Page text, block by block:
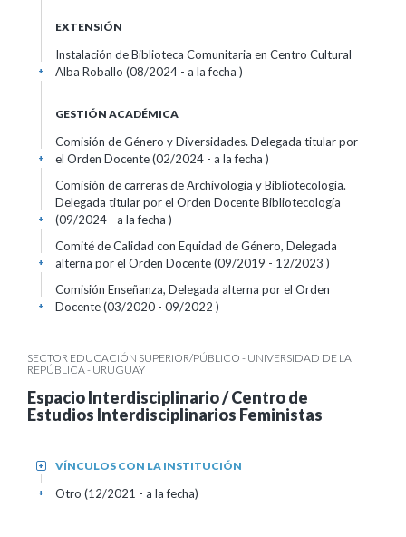
EXTENSIÓN
Instalación de Biblioteca Comunitaria en Centro Cultural
Alba Roballo (08/2024 - a la fecha )
+
GESTIÓN ACADÉMICA
Comisión de Género y Diversidades. Delegada titular por
el Orden Docente (02/2024 - a la fecha )
+
Comisión de carreras de Archivologia y Bibliotecología.
Delegada titular por el Orden Docente Bibliotecología
(09/2024 - a la fecha )
+
Comité de Calidad con Equidad de Género, Delegada
alterna por el Orden Docente (09/2019 - 12/2023 )
+
Comisión Enseñanza, Delegada alterna por el Orden
Docente (03/2020 - 09/2022 )
+
SECTOR EDUCACIÓN SUPERIOR/PÚBLICO - UNIVERSIDAD DE LA
REPÚBLICA - URUGUAY
Espacio Interdisciplinario / Centro de
Estudios Interdisciplinarios Feministas
VÍNCULOS CON LA INSTITUCIÓN
+
Otro (12/2021 - a la fecha)
+